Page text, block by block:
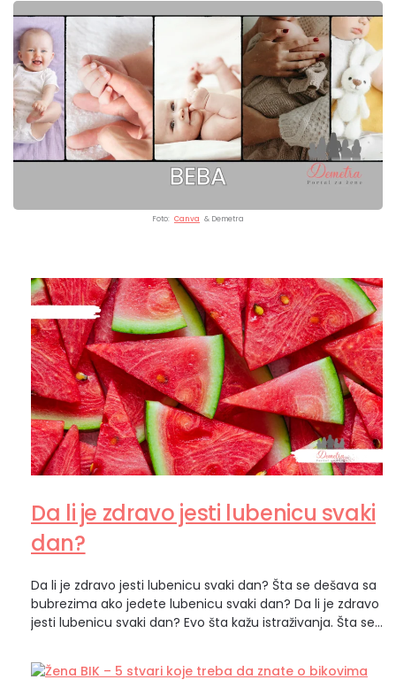
Foto: Canva & Demetra
Da li je zdravo jesti lubenicu svaki
dan?
Da li je zdravo jesti lubenicu svaki dan? Šta se dešava sa
bubrezima ako jedete lubenicu svaki dan? Da li je zdravo
jesti lubenicu svaki dan? Evo šta kažu istraživanja. Šta se
Lubenica je jedno od omiljenih letnjih osveženja. Sočna
je, slatka, sadrži malo kalorija i čak više od…